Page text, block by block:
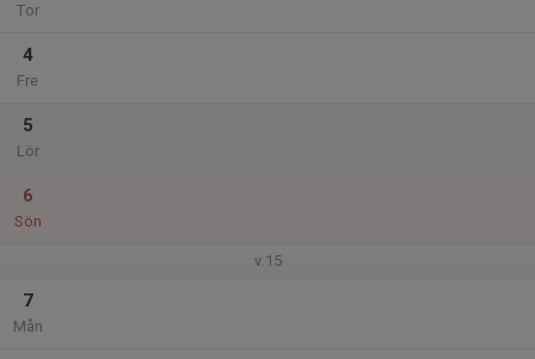
Tor
4
Fre
5
Lör
6
Sön
v.15
7
Mån